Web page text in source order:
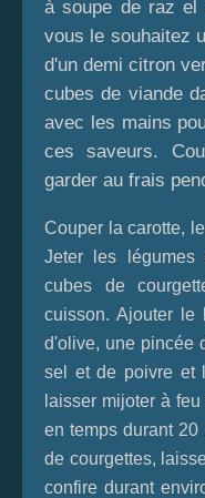
à soupe de raz el
vous le souhaitez
d'un demi citron
cubes de viande
avec les mains
ces saveurs.
garder au frais
Couper la carotte,
Jeter les légumes
cubes de
cuisson. Ajouter le
d'olive, une pincée
sel et de poivre et
laisser mijoter à
en temps durant
de courgettes,
confire durant